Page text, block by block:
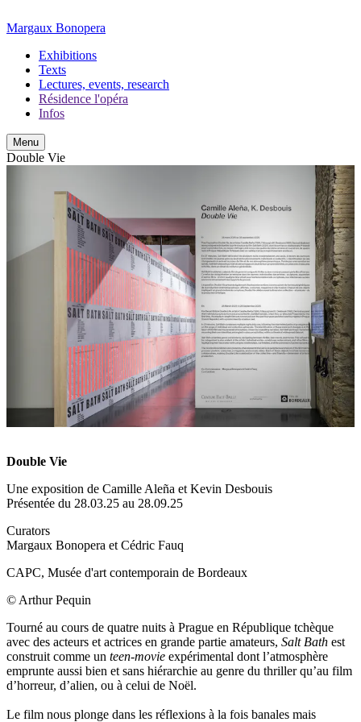
Margaux Bonopera
Exhibitions
Texts
Lectures, events, research
Résidence l'opéra
Infos
Menu
Double Vie
Double Vie
Une exposition de Camille Aleña et Kevin Desbouis
Présentée du 28.03.25 au 28.09.25
Curators
Margaux Bonopera et Cédric Fauq
CAPC, Musée d'art contemporain de Bordeaux
© Arthur Pequin
Tourné au cours de quatre nuits à Prague en République tchèque
avec des acteurs et actrices en grande partie amateurs, Salt Bath est
construit comme un teen-movie expérimental dont l’atmosphère
emprunte aussi bien et sans hiérarchie au genre du thriller qu’au film
d’horreur, d’alien, ou à celui de Noël.
Le film nous plonge dans les réflexions à la fois banales mais